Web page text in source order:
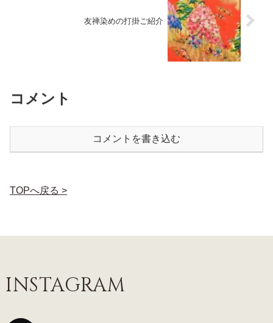
友禅染めの打掛ご紹介
コメント
コメントを書き込む
TOPへ戻る >
INSTAGRAM